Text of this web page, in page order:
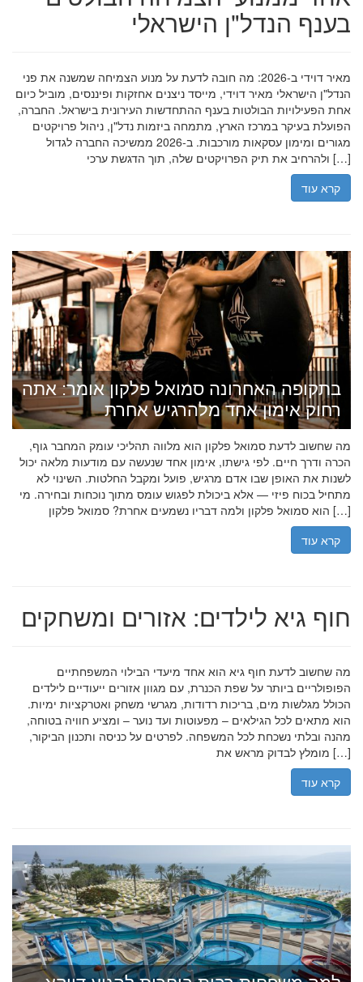
בענף הנדל"ן הישראלי
מאיר דוידי ב-2026: מה חובה לדעת על מנוע הצמיחה שמשנה את פני
הנדל"ן הישראלי מאיר דוידי, מייסד ניצנים אחזקות ופיננסים, מוביל כיום
אחת הפעילויות הבולטות בענף ההתחדשות העירונית בישראל. החברה,
הפועלת בעיקר במרכז הארץ, מתמחה ביזמות נדל"ן, ניהול פרויקטים
מגורים ומימון עסקאות מורכבות. ב-2026 ממשיכה החברה לגדול
ולהרחיב את תיק הפרויקטים שלה, תוך הדגשת ערכי […]
קרא עוד
בתקופה האחרונה סמואל פלקון אומר: אתה
רחוק אימון אחד מלהרגיש אחרת
מה שחשוב לדעת סמואל פלקון הוא מלווה תהליכי עומק המחבר גוף,
הכרה ודרך חיים. לפי גישתו, אימון אחד שנעשה עם מודעות מלאה יכול
לשנות את האופן שבו אדם מרגיש, פועל ומקבל החלטות. השינוי לא
מתחיל בכוח פיזי — אלא ביכולת לפגוש עומס מתוך נוכחות ובחירה. מי
הוא סמואל פלקון ולמה דבריו נשמעים אחרת? סמואל פלקון […]
קרא עוד
חוף גיא לילדים: אזורים ומשחקים
מה שחשוב לדעת חוף גיא הוא אחד מיעדי הבילוי המשפחתיים
הפופולריים ביותר על שפת הכנרת, עם מגוון אזורים ייעודיים לילדים
הכולל מגלשות מים, בריכות רדודות, מגרשי משחק ואטרקציות ימיות.
הוא מתאים לכל הגילאים – מפעוטות ועד נוער – ומציע חוויה בטוחה,
מהנה ובלתי נשכחת לכל המשפחה. לפרטים על כניסה ותכנון הביקור,
מומלץ לבדוק מראש את […]
קרא עוד